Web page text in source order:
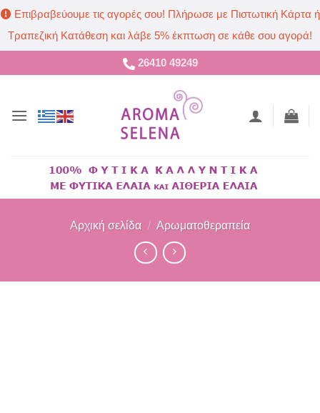
Επιβραβεύουμε τις αγορές σου! Πλήρωσε με Πιστωτική Κάρτα ή
Τραπεζική Κατάθεση και λάβε 5% έκπτωση σε κάθε σου αγορά!
στο
26410 49249
Αρχική σελίδα / Αρωματοθεραπεία